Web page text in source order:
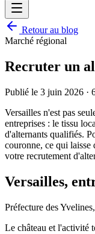
Retour au blog
Marché régional
Recruter un
Publié le 3 juin 2026 ·
Versailles n'est pas
entreprises : le tissu
d'alternants qualifiés.
couronne, ce qui laisse
votre recrutement
Versailles,
Préfecture des
Le château et l'activité